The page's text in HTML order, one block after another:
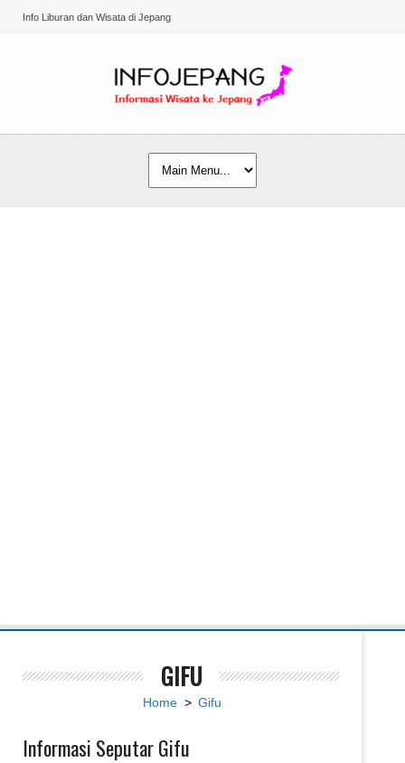
Info Liburan dan Wisata di Jepang
GIFU
Home > Gifu
Informasi Seputar Gifu